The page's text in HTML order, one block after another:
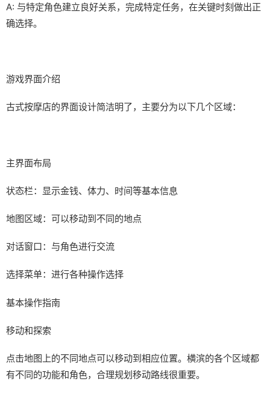
A: 与特定角色建立良好关系，完成特定任务，在关键时刻做出正
确选择。
游戏界面介绍
古式按摩店的界面设计简洁明了，主要分为以下几个区域：
主界面布局
状态栏：显示金钱、体力、时间等基本信息
地图区域：可以移动到不同的地点
对话窗口：与角色进行交流
选择菜单：进行各种操作选择
基本操作指南
移动和探索
点击地图上的不同地点可以移动到相应位置。横滨的各个区域都
有不同的功能和角色，合理规划移动路线很重要。